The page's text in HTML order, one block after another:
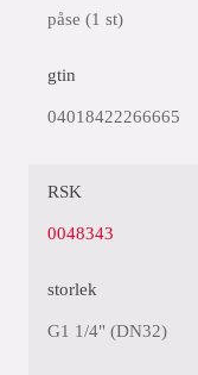
påse (1 st)
gtin
04018422266665
RSK
0048343
storlek
G1 1/4" (DN32)